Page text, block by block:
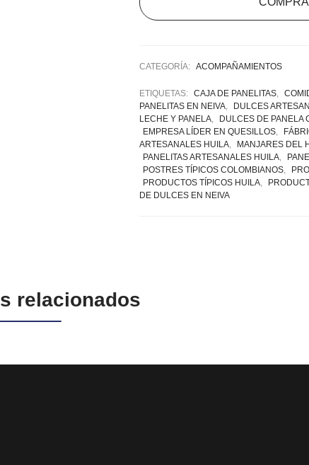
CATEGORÍA: ACOMPAÑAMIENTOS
ETIQUETAS: CAJA DE PANELITAS,
PANELITAS EN NEIVA, DULCES
LECHE Y PANELA, DULCES DE PANELA
EMPRESA LÍDER EN QUESILLOS,
ARTESANALES HUILA, MANJARES DEL
PANELITAS ARTESANALES HUILA,
POSTRES TÍPICOS COLOMBIANOS,
PRODUCTOS TÍPICOS HUILA,
DE DULCES EN NEIVA
relacionados